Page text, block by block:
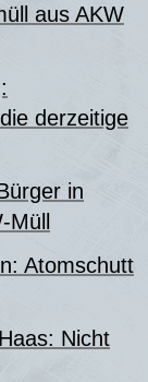
aus AKW
derzeitige
in
Atomschutt
Nicht